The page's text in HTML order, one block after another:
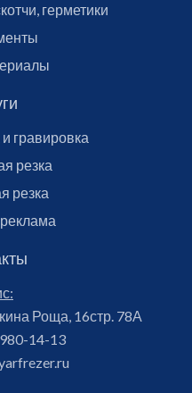
герметики
гравировка
резка
резка
Роща, 16стр. 78А
14-13